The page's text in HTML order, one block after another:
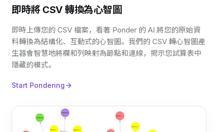
即時將 CSV 轉換為心智圖
即時上傳您的 CSV 檔案，看著 Ponder 的 AI 將您的原始資
料轉換為結構化、互動式的心智圖。我們的 CSV 轉心智圖產
生器會智慧地將欄和列映射為節點和連線，揭示您試算表中
隱藏的模式。
Start Pondering